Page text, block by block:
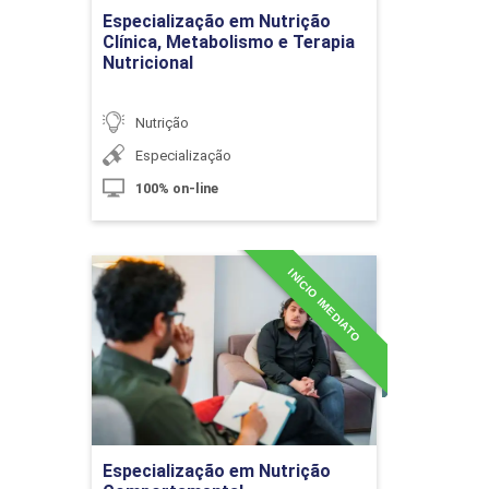
Métodos de Conservação dos
Alimentos: Modificação do PH,
Atmosfera e AW (Atividade de Água)
10h
Fatores que Influenciam as
Características das Matérias-Primas
e suas Implicações Tecnológicas
10h
Especialização em Nutrição
Clínica, Metabolismo e Terapia
Nutricional
Nutrição
Especialização
100% on-line
Especialização em Nutrição
INÍCIO IMEDIATO
Especialização em Nutrição
Comportamental
Detalhes do curso
Ir para Inscrição